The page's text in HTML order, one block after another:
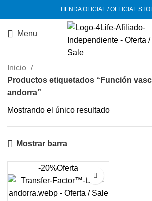
TIENDA OFICIAL / OFFICIAL
Menu
Inicio
Productos etiquetados “Función
andorra”
Mostrando el único resultado
Mostrar barra
-20%Oferta